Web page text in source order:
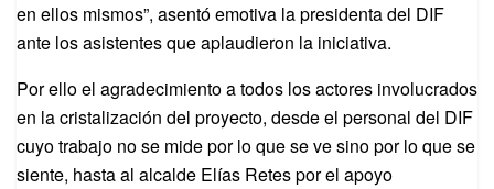
en ellos mismos”, asentó emotiva la presidenta del DIF
ante los asistentes que aplaudieron la iniciativa.
Por ello el agradecimiento a todos los actores involucrados
en la cristalización del proyecto, desde el personal del DIF
cuyo trabajo no se mide por lo que se ve sino por lo que se
siente, hasta al alcalde Elías Retes por el apoyo